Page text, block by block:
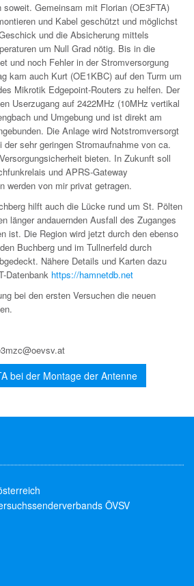
soweit. Gemeinsam mit Florian (OE3FTA)
und Kabel geschützt und möglichst
und die Absicherung mittels
um Null Grad nötig. Bis in die
und noch Fehler in der Stromversorgung
kam auch Kurt (OE1KBC) auf den Turm um
Mikrotik Edgepoint-Routers zu helfen. Der
Userzugang auf 2422MHz (10MHz vertikal
und Umgebung und ist direkt am
Die Anlage wird Notstromversorgt
sehr geringen Stromaufnahme von ca.
bieten. In Zukunft soll
und APRS-Gateway
werden von mir privat getragen.
hilft auch die Lücke rund um St. Pölten
länger andauernden Ausfall des Zuganges
ist. Die Region wird jetzt durch den ebenso
Buchberg und im Tullnerfeld durch
Nähere Details und Karten dazu
Datenbank https://hamnetdb.net
bei den ersten Versuchen die neuen
bei der Montage der Antenne
ÖVSV